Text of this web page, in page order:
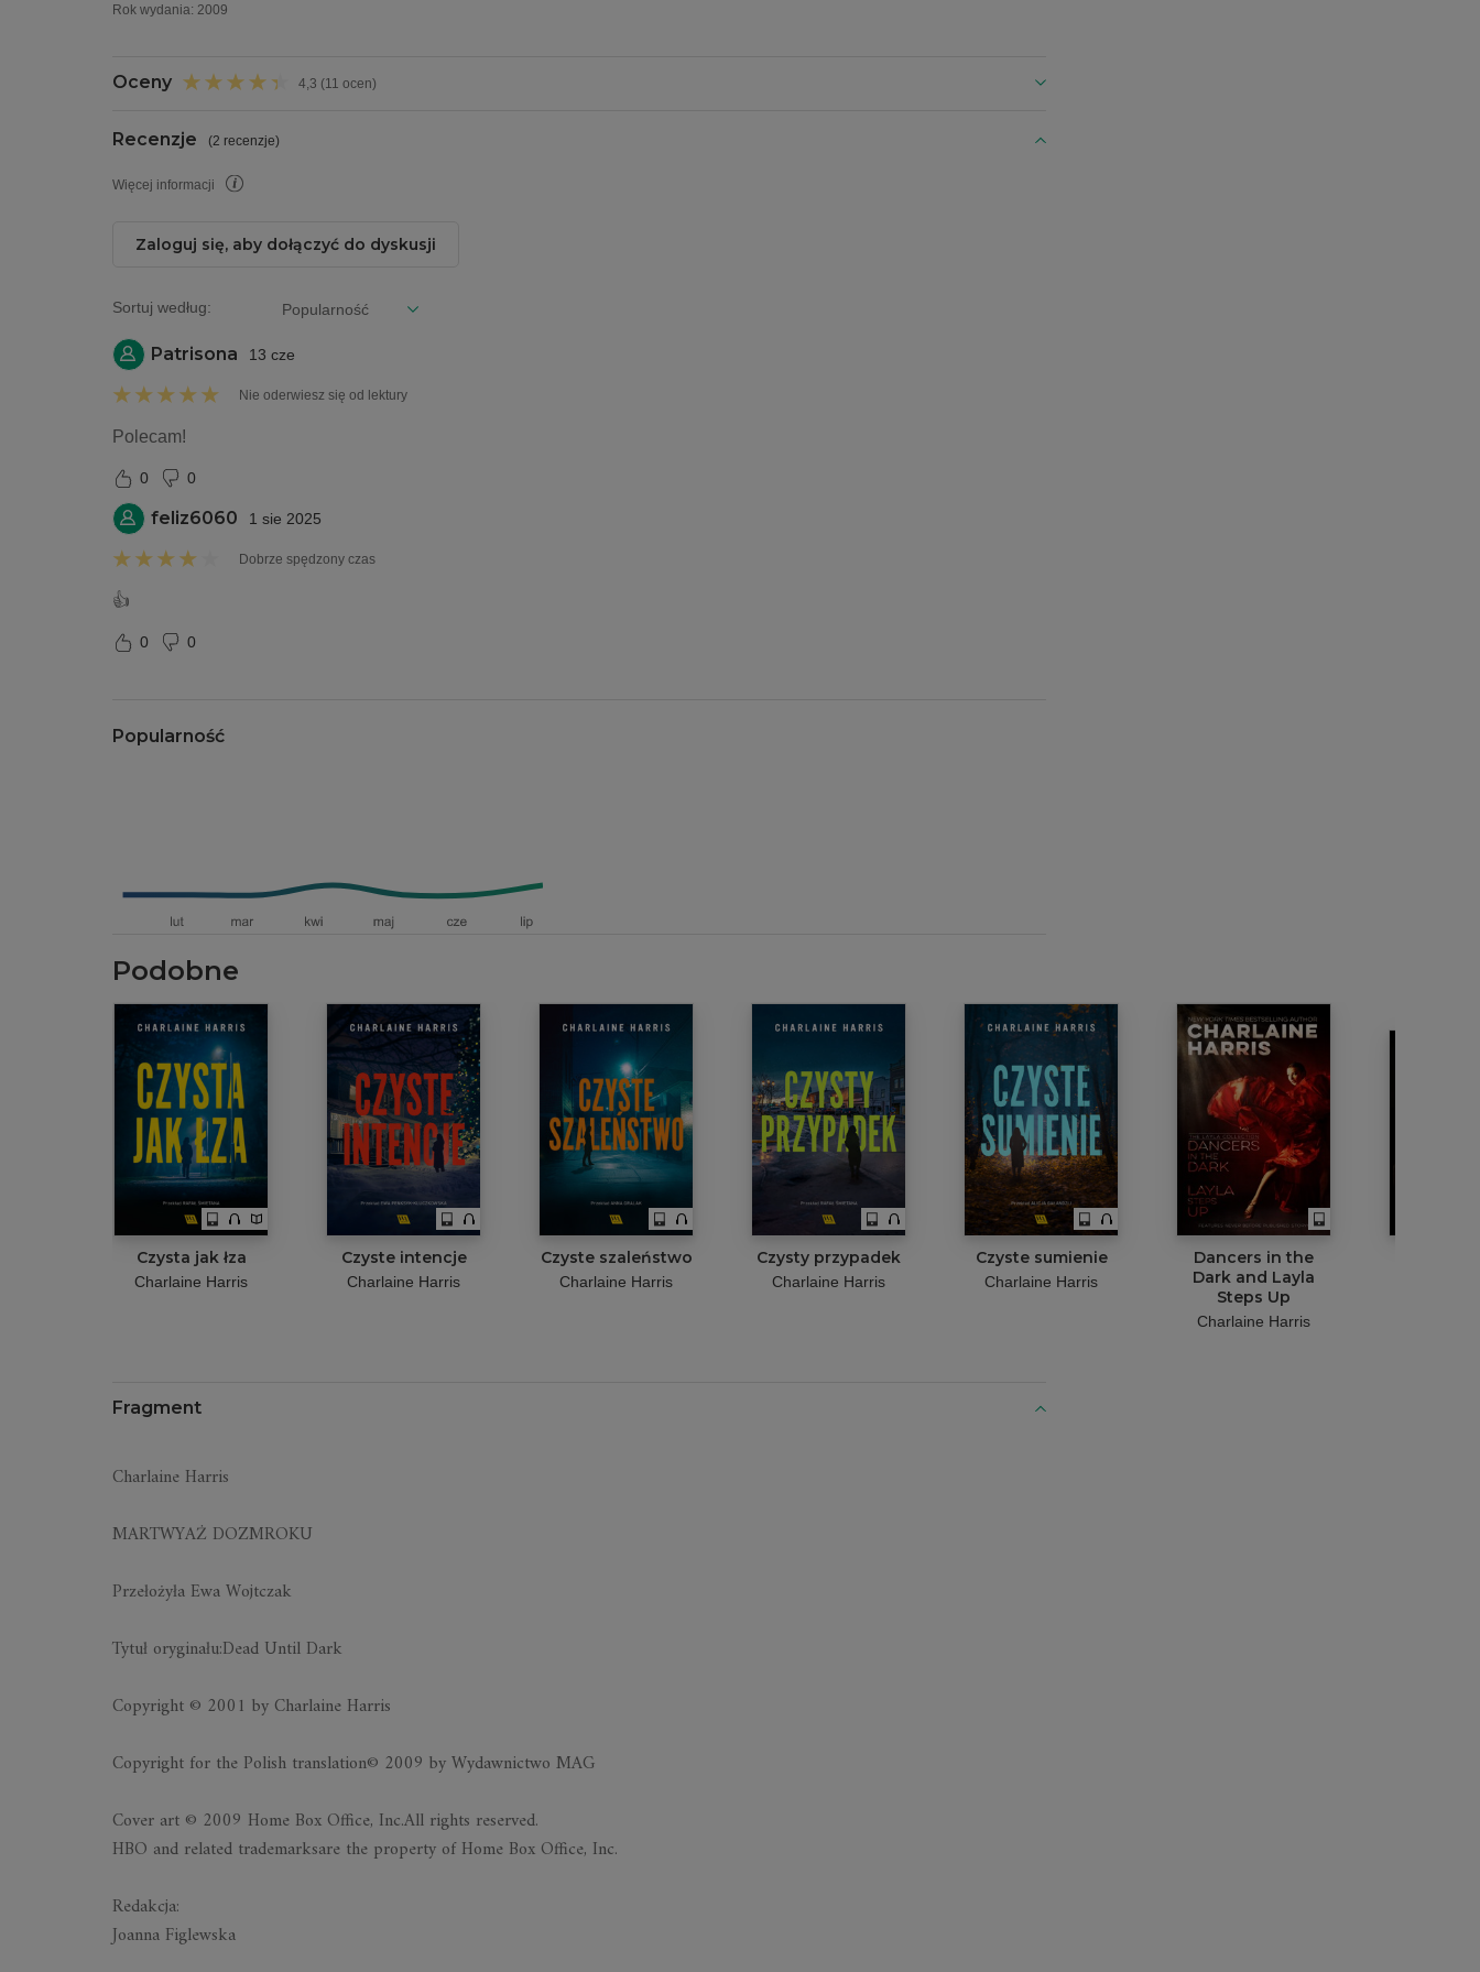
Rok wydania: 2009
Oceny 4,3 (11 ocen)
Recenzje (2 recenzje)
Więcej informacji
Zaloguj się, aby dołączyć do dyskusji
Sortuj według:
Patrisona 13 cze
Nie oderwiesz się od lektury
Polecam!
0 0
feliz6060 1 sie 2025
Dobrze spędzony czas
👍
0 0
Popularność
Podobne
Czysta jak łza
Charlaine Harris
Czyste intencje
Charlaine Harris
Czyste szaleństwo
Charlaine Harris
Czysty przypadek
Charlaine Harris
Czyste sumienie
Charlaine Harris
Dancers in the
Dark and Layla
Steps Up
Charlaine Harris
Fragment
Charlaine Harris
MARTWYAŻ DOZMROKU
Przełożyła Ewa Wojtczak
Tytuł oryginału:Dead Until Dark
Copyright © 2001 by Charlaine Harris
Copyright for the Polish translation© 2009 by Wydawnictwo MAG
Cover art © 2009 Home Box Office, Inc.All rights reserved.
HBO and related trademarksare the property of Home Box Office, Inc.
Redakcja:
Joanna Figlewska